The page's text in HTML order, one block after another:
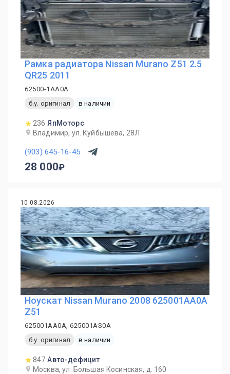
Рамка радиатора Nissan Murano Z51 2.5
QR25 2011
62500-1AA0A
б.у. оригинал
в наличии
236 ЯпМоторс
Владимир, ул. Куйбышева, 28Л
(903) 645-16-45
28 000
10.08.2026
Ноускат Nissan Murano 2008 625001AA0A
Z51
625001AA0A, 625001AS0A
б.у. оригинал
в наличии
847 Авто-дефицит
Москва, ул. Большая Косинская, д. 160